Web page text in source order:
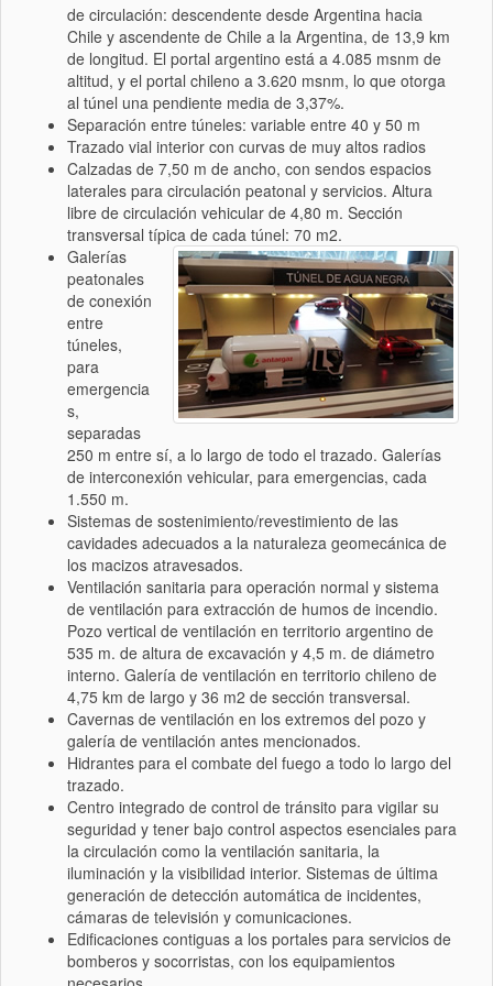
de circulación: descendente desde Argentina hacia
Chile y ascendente de Chile a la Argentina, de 13,9 km
de longitud. El portal argentino está a 4.085 msnm de
altitud, y el portal chileno a 3.620 msnm, lo que otorga
al túnel una pendiente media de 3,37%.
Separación entre túneles: variable entre 40 y 50 m
Trazado vial interior con curvas de muy altos radios
Calzadas de 7,50 m de ancho, con sendos espacios
laterales para circulación peatonal y servicios. Altura
libre de circulación vehicular de 4,80 m. Sección
transversal típica de cada túnel: 70 m2.
Galerías
peatonales
de conexión
entre
túneles,
para
emergencia
s,
separadas
250 m entre sí, a lo largo de todo el trazado. Galerías
de interconexión vehicular, para emergencias, cada
1.550 m.
Sistemas de sostenimiento/revestimiento de las
cavidades adecuados a la naturaleza geomecánica de
los macizos atravesados.
Ventilación sanitaria para operación normal y sistema
de ventilación para extracción de humos de incendio.
Pozo vertical de ventilación en territorio argentino de
535 m. de altura de excavación y 4,5 m. de diámetro
interno. Galería de ventilación en territorio chileno de
4,75 km de largo y 36 m2 de sección transversal.
Cavernas de ventilación en los extremos del pozo y
galería de ventilación antes mencionados.
Hidrantes para el combate del fuego a todo lo largo del
trazado.
Centro integrado de control de tránsito para vigilar su
seguridad y tener bajo control aspectos esenciales para
la circulación como la ventilación sanitaria, la
iluminación y la visibilidad interior. Sistemas de última
generación de detección automática de incidentes,
cámaras de televisión y comunicaciones.
Edificaciones contiguas a los portales para servicios de
bomberos y socorristas, con los equipamientos